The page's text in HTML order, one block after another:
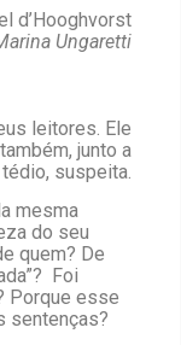
d’Hooghvorst
Ungaretti
leitores. Ele
junto a
suspeita.
mesma
do seu
quem? De
Foi
Porque esse
sentenças?